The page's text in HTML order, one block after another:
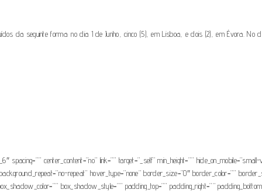
da seguinte forma: no dia 1 de Junho, cinco (5), em Lisboa, e dois (2), em Évora. No
spacing=”” center_content=”no” link=”” target=”_self” min_height=””
repeat” hover_type=”none” border_size=”0″ border_color=””
box_shadow_style=”” padding_top=”” padding_right=””